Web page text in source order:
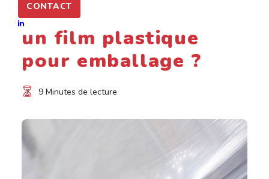
CONTACT
Comment bien choisir
un film plastique
pour emballage ?
9 Minutes